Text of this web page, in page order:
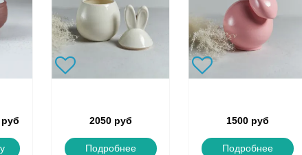
2050 руб
Подробнее
1500 руб
Подробнее